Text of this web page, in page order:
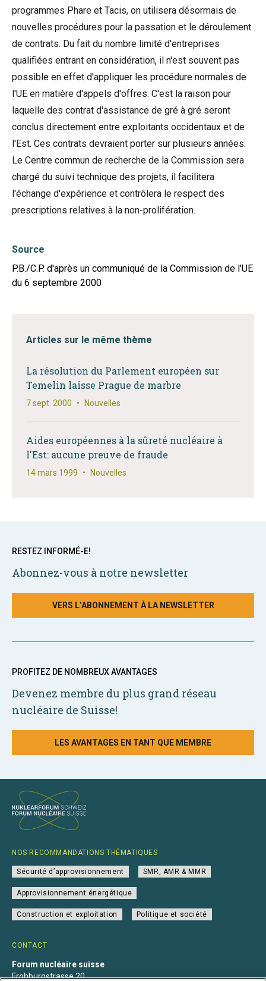
programmes Phare et Tacis, on utilisera désormais de
nouvelles procédures pour la passation et le déroulement
de contrats. Du fait du nombre limité d'entreprises
qualifiées entrant en considération, il n'est souvent pas
possible en effet d'appliquer les procédure normales de
l'UE en matière d'appels d'offres. C'est la raison pour
laquelle des contrat d'assistance de gré à gré seront
conclus directement entre exploitants occidentaux et de
l'Est. Ces contrats devraient porter sur plusieurs années.
Le Centre commun de recherche de la Commission sera
chargé du suivi technique des projets, il facilitera
l'échange d'expérience et contrôlera le respect des
prescriptions relatives à la non-prolifération.
Source
P.B./C.P. d'après un communiqué de la Commission de l'UE
du 6 septembre 2000
Articles sur le même thème
La résolution du Parlement européen sur
Temelin laisse Prague de marbre
7 sept. 2000 • Nouvelles
Aides européennes à la sûreté nucléaire à
l'Est: aucune preuve de fraude
14 mars 1999 • Nouvelles
RESTEZ INFORMÉ-E!
Abonnez-vous à notre newsletter
VERS L’ABONNEMENT À LA NEWSLETTER
PROFITEZ DE NOMBREUX AVANTAGES
Devenez membre du plus grand réseau
nucléaire de Suisse!
LES AVANTAGES EN TANT QUE MEMBRE
CONTACT
Forum nucléaire suisse
Frohburgstrasse 20
NOS RECOMMANDATIONS THÉMATIQUES
Sécurité d’approvisionnement SMR, AMR & MMR
Approvisionnement énergétique
Construction et exploitation Politique et société